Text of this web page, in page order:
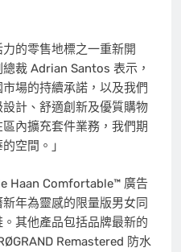
力的零售地標之一重新開
總裁 Adrian Santos 表示，
市場的持續承諾，以及我們
計、舒適創新及優質購物
內擴充套件業務，我們期
空間。」
Haan Comfortable™ 廣告
年為靈感的限量版男女同
其他產品包括品牌最新的
Remastered 防水